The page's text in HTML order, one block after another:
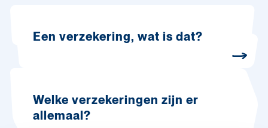
Een verzekering, wat is dat?
Welke verzekeringen zijn er
allemaal?